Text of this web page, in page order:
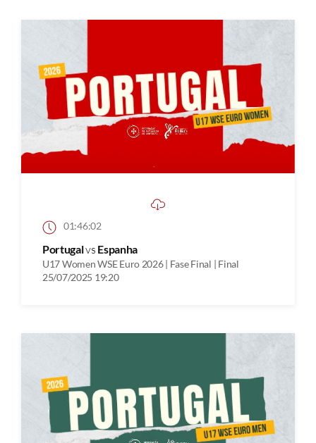
01:46:02
Portugalvs Espanha
U17 Women WSE Euro 2026 | Fase Final | Final
25/07/2025 19:20